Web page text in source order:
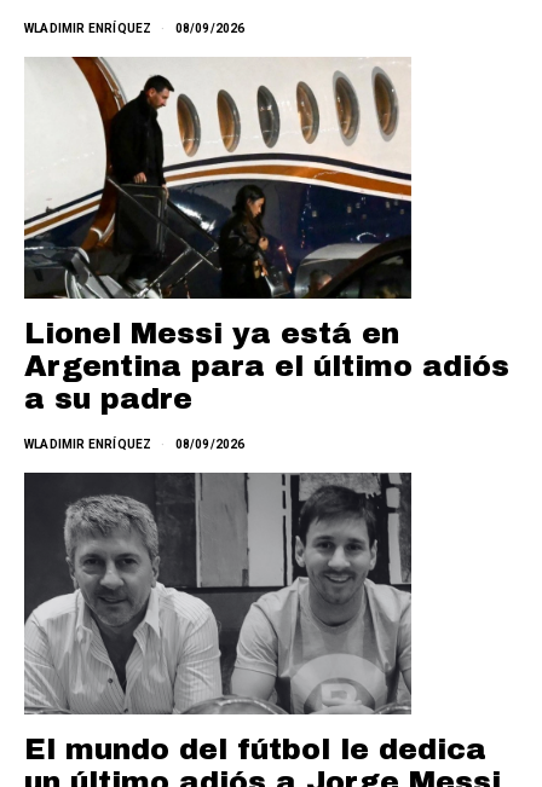
WLADIMIR ENRÍQUEZ 08/09/2026
Lionel Messi ya está en
Argentina para el último adiós
a su padre
WLADIMIR ENRÍQUEZ 08/09/2026
El mundo del fútbol le dedica